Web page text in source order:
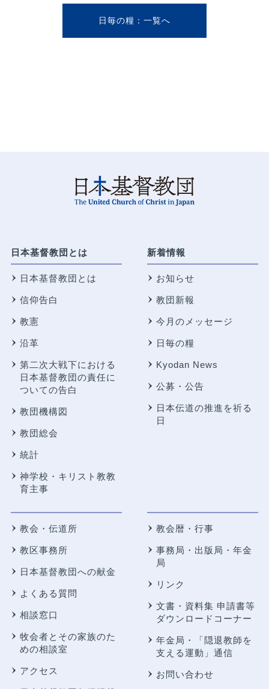
日毎の糧
日本基督教団とは
日本基督教団とは
信仰告白
教憲
沿革
第二次大戦下における
日本基督教団の責任に
ついての告白
教団機構図
教団総会
統計
神学校・キリスト教教
育主事
新着情報
お知らせ
教団新報
今月のメッセージ
日毎の糧
Kyodan News
公募・公告
日本伝道の推進を祈る
日
教会・伝道所
教区事務所
日本基督教団への献金
よくある質問
相談窓口
牧会者とその家族のた
めの相談室
アクセス
教会暦・行事
事務局・出版局・年金
局
リンク
文書・資料集 申請書等
ダウンロードコーナー
年金局・
「隠退教師を
支える運動」通信
お問い合わせ